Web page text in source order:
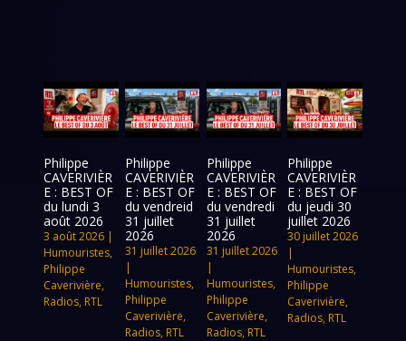
Philippe
CAVERIVIÈR
E : BEST OF
du lundi 3
août 2026
3 août 2026 |
Humouristes,
Philippe
Caverivière,
Radios, RTL
Philippe
CAVERIVIÈR
E : BEST OF
du vendreid
31 juillet
2026
31 juillet 2026
|
Humouristes,
Philippe
Caverivière,
Radios, RTL
Philippe
CAVERIVIÈR
E : BEST OF
du vendredi
31 juillet
2026
31 juillet 2026
|
Humouristes,
Philippe
Caverivière,
Radios, RTL
Philippe
CAVERIVIÈR
E : BEST OF
du jeudi 30
juillet 2026
30 juillet 2026
|
Humouristes,
Philippe
Caverivière,
Radios, RTL